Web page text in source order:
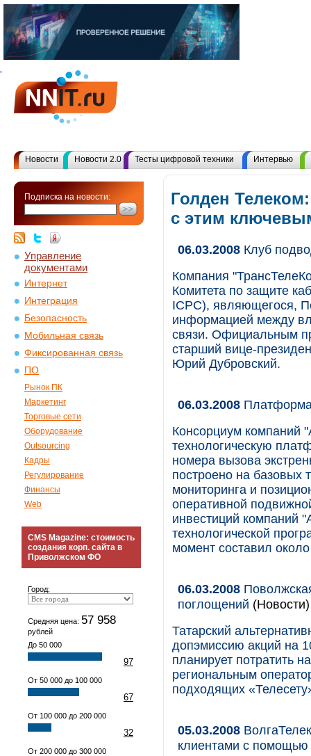
Новости Новости 2.0 Тесты цифровой техники Интервью
Подписка на новости:
Управление
документами
Интернет
Интеграция
Безопасность
Мобильная связь
Фиксированная связь
ПО
Рынок ПК
Маркетинг
Торговые сети
Оборудование
Outsourcing
Кадры
Регулирование
Финансы
Web
CMS Magazine: стоимость
создания корп. сайта в
Приволжском ФО
Город:
Средняя цена: 57 958
рублей
До 50 000
97
От 50 000 до 100 000
67
От 100 000 до 200 000
32
От 200 000 до 300 000
Голден
с этим
06.03.2008 Клуб
Компания
Комитета по защите
ICPC), являющегося,
информацией между
связи. Официальным
старший вице-
Юрий Дубровский.
06.03.2008
Консорциум компаний
технологическую
номера вызова
построено на базовых
мониторинга и
оперативной
инвестиций компаний
технологической
момент составил
06.03.2008
поглощений (Новости)
Татарский
допэмиссию акций на
планирует потратить
региональным
подходящих
05.03.2008
клиентами с помощью